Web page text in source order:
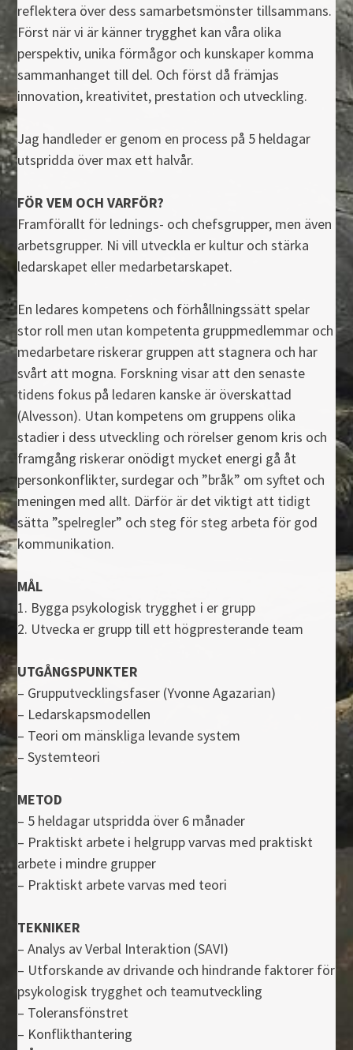
reflektera över dess samarbetsmönster tillsammans.
Först när vi är känner trygghet kan våra olika
perspektiv, unika förmågor och kunskaper komma
sammanhanget till del. Och först då främjas
innovation, kreativitet, prestation och utveckling.
Jag handleder er genom en process på 5 heldagar
utspridda över max ett halvår.
FÖR VEM OCH VARFÖR?
Framförallt för lednings- och chefsgrupper, men även
arbetsgrupper. Ni vill utveckla er kultur och stärka
ledarskapet eller medarbetarskapet.
En ledares kompetens och förhållningssätt spelar
stor roll men utan kompetenta gruppmedlemmar och
medarbetare riskerar gruppen att stagnera och har
svårt att mogna. Forskning visar att den senaste
tidens fokus på ledaren kanske är överskattad
(Alvesson). Utan kompetens om gruppens olika
stadier i dess utveckling och rörelser genom kris och
framgång riskerar onödigt mycket energi gå åt
personkonflikter, surdegar och ”bråk” om syftet och
meningen med allt. Därför är det viktigt att tidigt
sätta ”spelregler” och steg för steg arbeta för god
kommunikation.
MÅL
1. Bygga psykologisk trygghet i er grupp
2. Utvecka er grupp till ett högpresterande team
UTGÅNGSPUNKTER
– Grupputvecklingsfaser (Yvonne Agazarian)
– Ledarskapsmodellen
– Teori om mänskliga levande system
– Systemteori
METOD
– 5 heldagar utspridda över 6 månader
– Praktiskt arbete i helgrupp varvas med praktiskt
arbete i mindre grupper
– Praktiskt arbete varvas med teori
TEKNIKER
– Analys av Verbal Interaktion (SAVI)
– Utforskande av drivande och hindrande faktorer för
psykologisk trygghet och teamutveckling
– Toleransfönstret
– Konflikthantering